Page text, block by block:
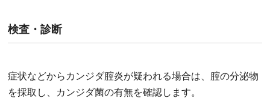
検査・診断
症状などからカンジダ腟炎が疑われる場合は、腟の分泌物
を採取し、カンジダ菌の有無を確認します。